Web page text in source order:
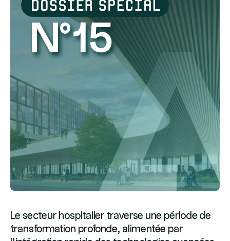
Le secteur hospitalier traverse une période de
transformation profonde, alimentée par